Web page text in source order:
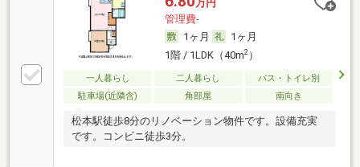
万円
管理費-
1ヶ月
1ヶ月
1階 / 1LDK（40m2）
一人暮らし 二人暮らし
バス・トイレ別
駐車場(近隣含)
角部屋 南向き
松本駅徒歩8分のリノベーション物件です。設備充実
です。コンビニ徒歩3分。